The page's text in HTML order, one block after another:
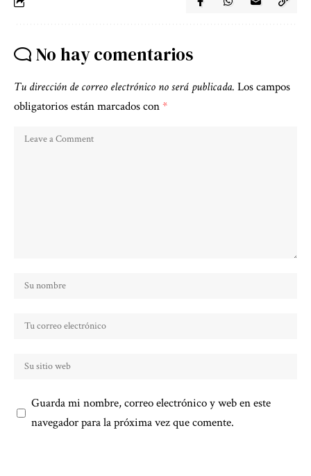
No hay comentarios
Tu dirección de correo electrónico no será publicada. Los campos
obligatorios están marcados con*
Guarda mi nombre, correo electrónico y web en este
navegador para la próxima vez que comente.